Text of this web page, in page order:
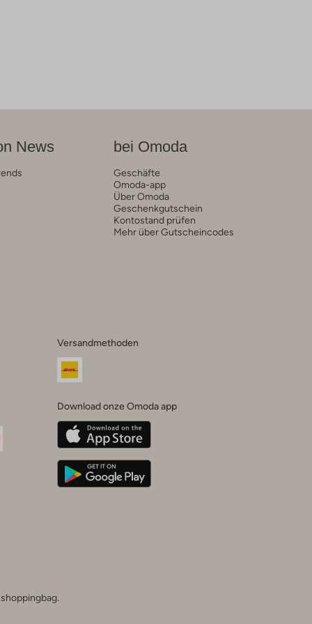
News bei Omoda
Geschäfte
Omoda-app
Über Omoda
Geschenkgutschein
Kontostand prüfen
Mehr über Gutscheincodes
Versandmethoden
Download onze Omoda app